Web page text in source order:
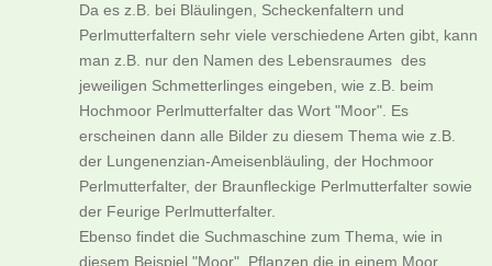
Da es z.B. bei Bläulingen, Scheckenfaltern und
Perlmutterfaltern sehr viele verschiedene Arten gibt, kann
man z.B. nur den Namen des Lebensraumes des
jeweiligen Schmetterlinges eingeben, wie z.B. beim
Hochmoor Perlmutterfalter das Wort "Moor". Es
erscheinen dann alle Bilder zu diesem Thema wie z.B.
der Lungenenzian-Ameisenbläuling, der Hochmoor
Perlmutterfalter, der Braunfleckige Perlmutterfalter sowie
der Feurige Perlmutterfalter.
Ebenso findet die Suchmaschine zum Thema, wie in
diesem Beispiel "Moor", Pflanzen die in einem Moor